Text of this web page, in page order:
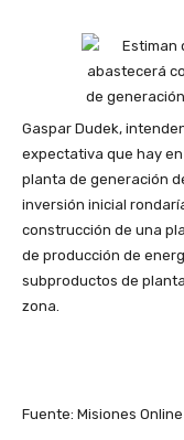
Gaspar Dudek,
expectativa que hay
planta de generación
inversión inicial
construcción de una
de producción de
subproductos de
zona.
Fuente: Misiones Online